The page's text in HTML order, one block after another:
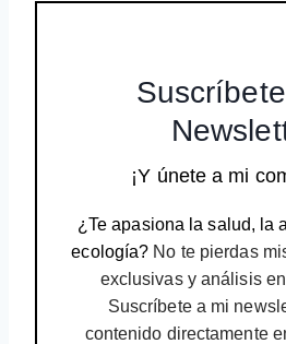
¡Y únete a mi
¿Te apasiona la salud, la
ecología? No te pierdas
exclusivas y análisis
Suscríbete a mi
contenido directamente